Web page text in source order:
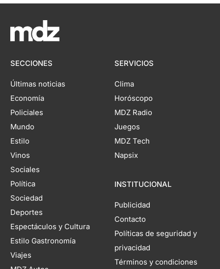
SECCIONES
Últimas noticias
Economía
Policiales
Mundo
Estilo
Vinos
Sociales
Política
Sociedad
Deportes
Espectáculos y Cultura
Estilo Gastronomía
Viajes
SERVICIOS
Clima
Horóscopo
MDZ Radio
Juegos
MDZ Tech
Napsix
INSTITUCIONAL
Publicidad
Contacto
Políticas de seguridad y
privacidad
Términos y condiciones